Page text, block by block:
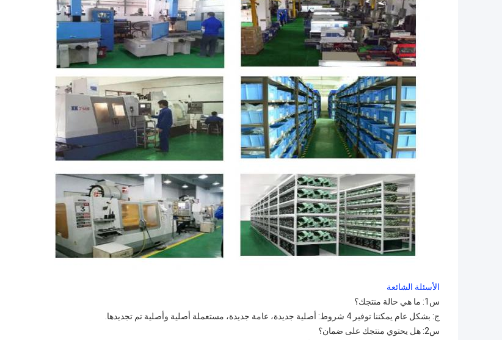
الأسئلة الشائعة
س1: ما هي حالة منتجك؟
ج: بشكل عام يمكننا توفير 4 شروط: أصلية جديدة، عامة جديدة، مستعملة أصلية وأصلية تم تجديدها.
س2: هل يحتوي منتجك على ضمان؟